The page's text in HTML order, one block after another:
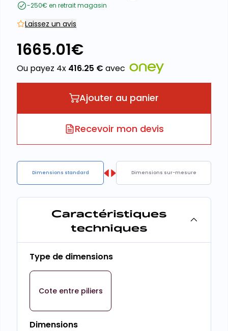
-250€ en retrait magasin
Laissez un avis
1665.01€
Ou payez 4x 416.25 € avec
Ajouter au panier
Recevoir mon devis
Dimensions standard Dimensions sur-mesure
Caractéristiques
techniques
Type de dimensions
Cote entre piliers
Dimensions